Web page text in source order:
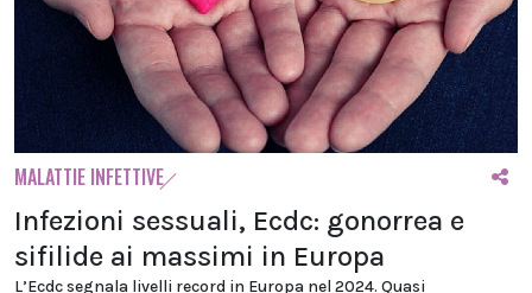
MALATTIE INFETTIVE
Infezioni sessuali, Ecdc: gonorrea e
sifilide ai massimi in Europa
L’Ecdc segnala livelli record in Europa nel 2024. Quasi